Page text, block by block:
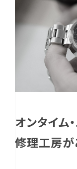
オンタイム
修理工房が